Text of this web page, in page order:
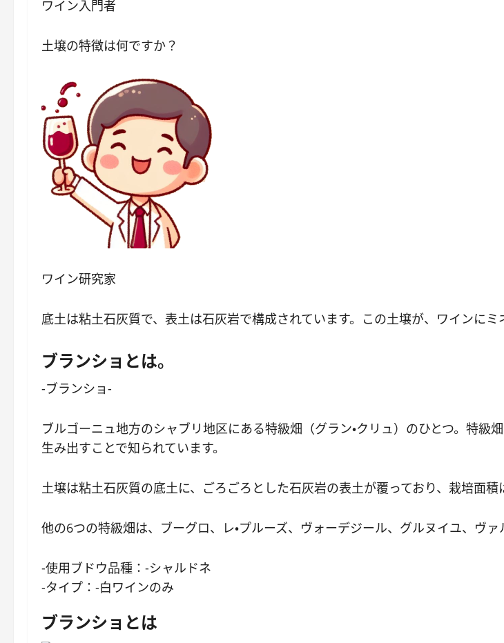
ワイン入門者
土壌の特徴は何ですか？
ワイン研究家
底土は粘土石灰質で、表土は石灰岩で構成されています。この土壌が、ワインにミ
ブランショとは。
-ブランショ-
ブルゴーニュ地方のシャブリ地区にある特級畑（グラン・クリュ）のひとつ。特
生み出すことで知られています。
土壌は粘土石灰質の底土に、ごろごろとした石灰岩の表土が覆っており、栽培面積
他の6つの特級畑は、ブーグロ、レ・プルーズ、ヴォーデジール、グルヌイユ、ヴァ
-使用ブドウ品種：-シャルドネ
-タイプ：-白ワインのみ
ブランショとは